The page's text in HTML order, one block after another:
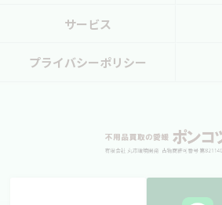
サービス
プライバシーポリシー